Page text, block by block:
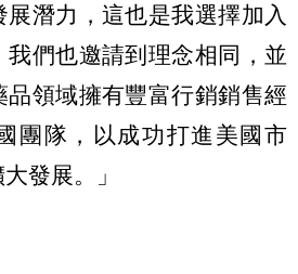
展潛力，這也是我選擇加入
們也邀請到理念相同，並
領域擁有豐富行銷銷售經
團隊，以成功打進美國市
發展。」